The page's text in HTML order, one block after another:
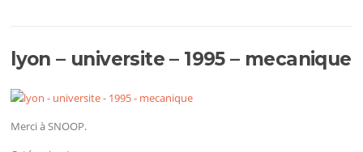
lyon – universite – 1995 – mecanique
Merci à SNOOP.